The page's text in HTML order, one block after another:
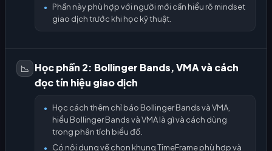
●
Phần này phù hợp với người mới cần hiểu rõ mindset
giao dịch trước khi học kỹ thuật.
📉
Học phần 2: Bollinger Bands, VMA và cách
đọc tín hiệu giao dịch
●
Học cách thêm chỉ báo Bollinger Bands và VMA,
hiểu Bollinger Bands và VMA là gì và cách dùng
trong phân tích biểu đồ.
●
Có nội dung về chọn khung TimeFrame phù hợp và